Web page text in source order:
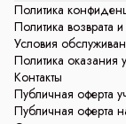
Политика
Политика возврата
Условия
Политика оказания
Контакты
Публичная оферта
Публичная оферта